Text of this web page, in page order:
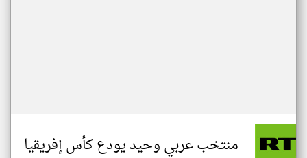
منتخب عربي وحيد يودع كأس إفريقيا